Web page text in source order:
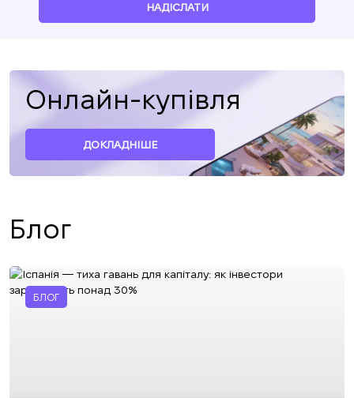
НАДІСЛАТИ
Онлайн-купівля
ДОКЛАДНІШЕ
Блог
БЛОГ